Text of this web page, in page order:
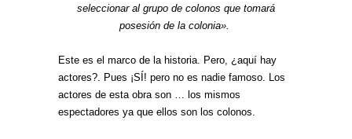
seleccionar al grupo de colonos que tomará
posesión de la colonia».
Este es el marco de la historia. Pero, ¿aquí hay
actores?. Pues ¡SÍ! pero no es nadie famoso. Los
actores de esta obra son … los mismos
espectadores ya que ellos son los colonos.